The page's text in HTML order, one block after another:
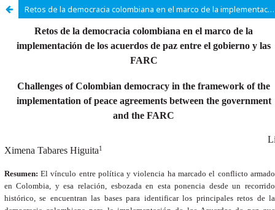
Retos de la democracia colombiana en el marco de la implementación de los acuerdos de paz entre el gobierno y las Farc